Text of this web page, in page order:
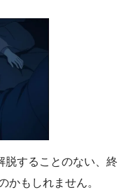
脱することのない、終
かもしれません。